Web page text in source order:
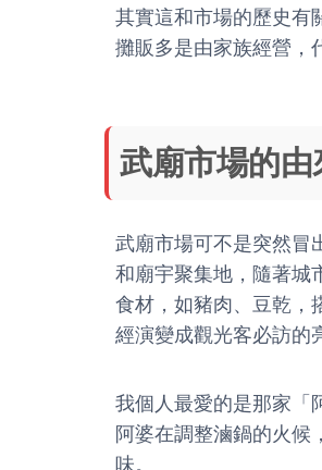
其實這和市場的歷史有
攤販多是由家族經營，
武廟市場的
武廟市場可不是突然冒
和廟宇聚集地，隨著城
食材，如豬肉、豆乾，
經演變成觀光客必訪的
我個人最愛的是那家「
阿婆在調整滷鍋的火候
味。